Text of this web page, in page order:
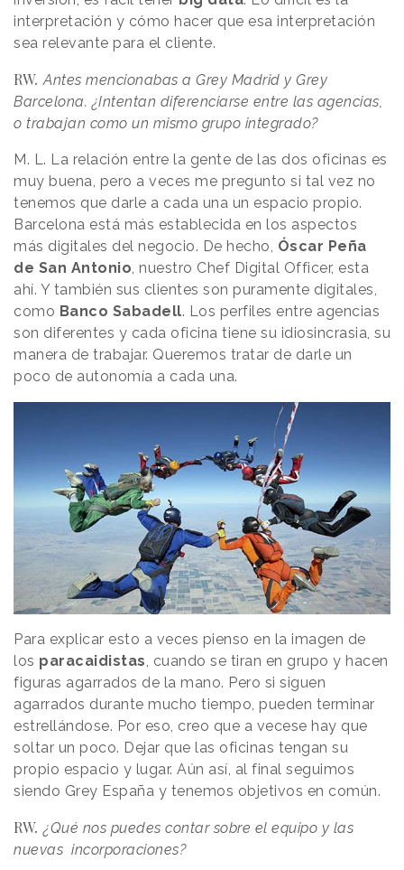
interpretación y cómo hacer que esa interpretación
sea relevante para el cliente.
RW.Antes mencionabas a Grey Madrid y Grey
Barcelona. ¿Intentan diferenciarse entre las agencias,
o trabajan como un mismo grupo integrado?
M. L. La relación entre la gente de las dos oficinas es
muy buena, pero a veces me pregunto si tal vez no
tenemos que darle a cada una un espacio propio.
Barcelona está más establecida en los aspectos
más digitales del negocio. De hecho, Óscar Peña
de San Antonio, nuestro Chef Digital Officer, esta
ahí. Y también sus clientes son puramente digitales,
como Banco Sabadell. Los perfiles entre agencias
son diferentes y cada oficina tiene su idiosincrasia, su
manera de trabajar. Queremos tratar de darle un
poco de autonomía a cada una.
Para explicar esto a veces pienso en la imagen de
los paracaidistas, cuando se tiran en grupo y hacen
figuras agarrados de la mano. Pero si siguen
agarrados durante mucho tiempo, pueden terminar
estrellándose. Por eso, creo que a vecese hay que
soltar un poco. Dejar que las oficinas tengan su
propio espacio y lugar. Aún así, al final seguimos
siendo Grey España y tenemos objetivos en común.
RW. ¿Qué nos puedes contar sobre el equipo y las
nuevas incorporaciones?